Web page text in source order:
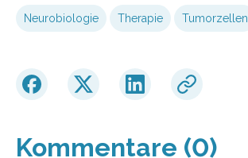
Neurobiologie Therapie Tumorzellen
Kommentare (0)